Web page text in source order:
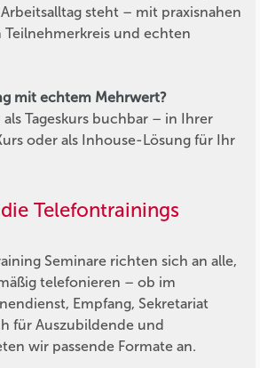
steht – mit praxisnahen
Teilnehmerkreis und echten
mit echtem Mehrwert?
Tageskurs buchbar – in Ihrer
oder als Inhouse-Lösung für Ihr
Telefontrainings
Seminare richten sich an alle,
telefonieren – ob im
Empfang, Sekretariat
für Auszubildende und
wir passende Formate an.